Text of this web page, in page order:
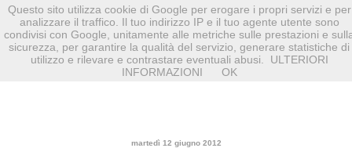
martedì 12 giugno 2012
Questo sito utilizza cookie di Google per erogare i propri servizi e per
analizzare il traffico. Il tuo indirizzo IP e il tuo agente utente sono
condivisi con Google, unitamente alle metriche sulle prestazioni e
sicurezza, per garantire la qualità del servizio, generare statistiche di
utilizzo e rilevare e contrastare eventuali abusi.
ULTERIORI
INFORMAZIONI
OK